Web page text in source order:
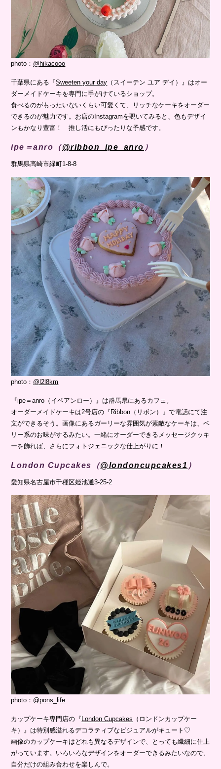
photo： @hikacooo
千葉県にある『Sweeten your day （スイーテン ユア デイ）』はオー
ダーメイドケーキを専門に手がけているショップ。
食べるのがもったいないくらい可愛くて、リッチなケーキをオーダー
できるのが魅力です。お店のInstagramを覗いてみると、色もデザイ
ンもかなり豊富！ 推し活にもぴったりな予感です。
ipe＝anro（@ribbon_ipe_anro ）
群馬県高崎市緑町1-8-8
photo： @l2l8km
『ipe＝anro（イペアンロー）』は群馬県にあるカフェ。
オーダーメイドケーキは2号店の『Ribbon（リボン）』で電話にて注
文ができるそう。画像にあるガーリーな雰囲気が素敵なケーキは、ベ
リー系のお味がするみたい。一緒にオーダーできるメッセージクッキ
ーを飾れば、さらにフォトジェニックな仕上がりに！
London Cupcakes（@londoncupcakes1 ）
愛知県名古屋市千種区姫池通3-25-2
photo： @pons_life
カップケーキ専門店の『 London Cupcakes （ロンドンカップケー
キ）』は特別感溢れるデコラティブなビジュアルがキュート♡
画像のカップケーキはどれも異なるデザインで、とっても繊細に仕上
がっています。いろいろなデザインをオーダーできるみたいなので、
自分だけの組み合わせを楽しんで。